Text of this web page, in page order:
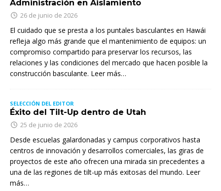
Administración en Aislamiento
26 de junio de 2026
El cuidado que se presta a los puntales basculantes en Hawái
refleja algo más grande que el mantenimiento de equipos: un
compromiso compartido para preservar los recursos, las
relaciones y las condiciones del mercado que hacen posible la
construcción basculante. Leer más…
SELECCIÓN DEL EDITOR
Éxito del Tilt-Up dentro de Utah
25 de junio de 2026
Desde escuelas galardonadas y campus corporativos hasta
centros de innovación y desarrollos comerciales, las giras de
proyectos de este año ofrecen una mirada sin precedentes a
una de las regiones de tilt-up más exitosas del mundo. Leer
más…